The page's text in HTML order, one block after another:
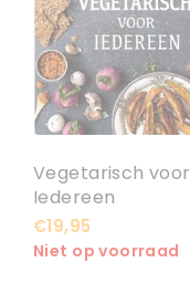
Vegetarisch voor
Iedereen
€19,95
Niet op voorraad